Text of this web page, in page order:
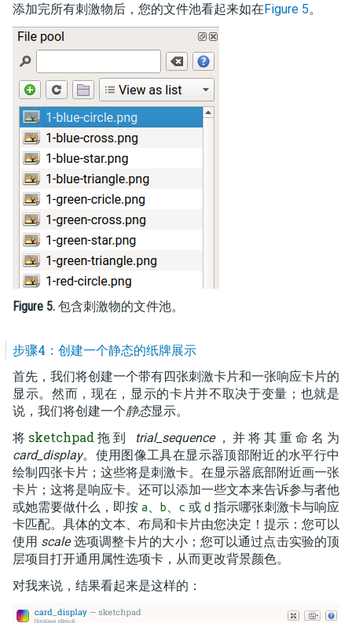
添加完所有刺激物后，您的文件池看起来如在Figure 5。
Figure 5. 包含刺激物的文件池。
步骤4：创建一个静态的纸牌展示
首先，我们将创建一个带有四张刺激卡片和一张响应卡片的
显示。然而，现在，显示的卡片并不取决于变量；也就是
说，我们将创建一个静态显示。
将 sketchpad拖到 trial_sequence，并将其重命名为
card_display。使用图像工具在显示器顶部附近的水平行中
绘制四张卡片；这些将是刺激卡。在显示器底部附近画一张
卡片；这将是响应卡。还可以添加一些文本来告诉参与者他
或她需要做什么，即按 a、 b、 c 或 d 指示哪张刺激卡与响应
卡匹配。具体的文本、布局和卡片由您决定！提示：您可以
使用 scale选项调整卡片的大小；您可以通过点击实验的顶
层项目打开通用属性选项卡，从而更改背景颜色。
对我来说，结果看起来是这样的：